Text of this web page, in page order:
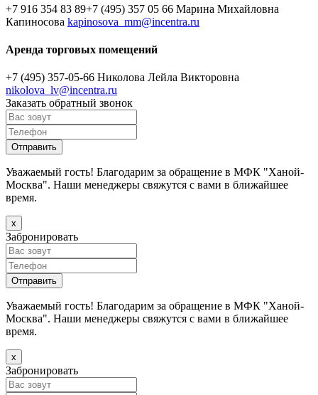
+7 916 354 83 89+7 (495) 357 05 66 Марина Михайловна
Капиносова kapinosova_mm@incentra.ru
Аренда торговых помещений
+7 (495) 357-05-66 Николова Лейла Викторовна
nikolova_lv@incentra.ru
Заказать обратный звонок
Уважаемый гость! Благодарим за обращение в МФК "Ханой-
Москва". Наши менеджеры свяжутся с вами в ближайшее
время.
х
Забронировать
Уважаемый гость! Благодарим за обращение в МФК "Ханой-
Москва". Наши менеджеры свяжутся с вами в ближайшее
время.
х
Забронировать